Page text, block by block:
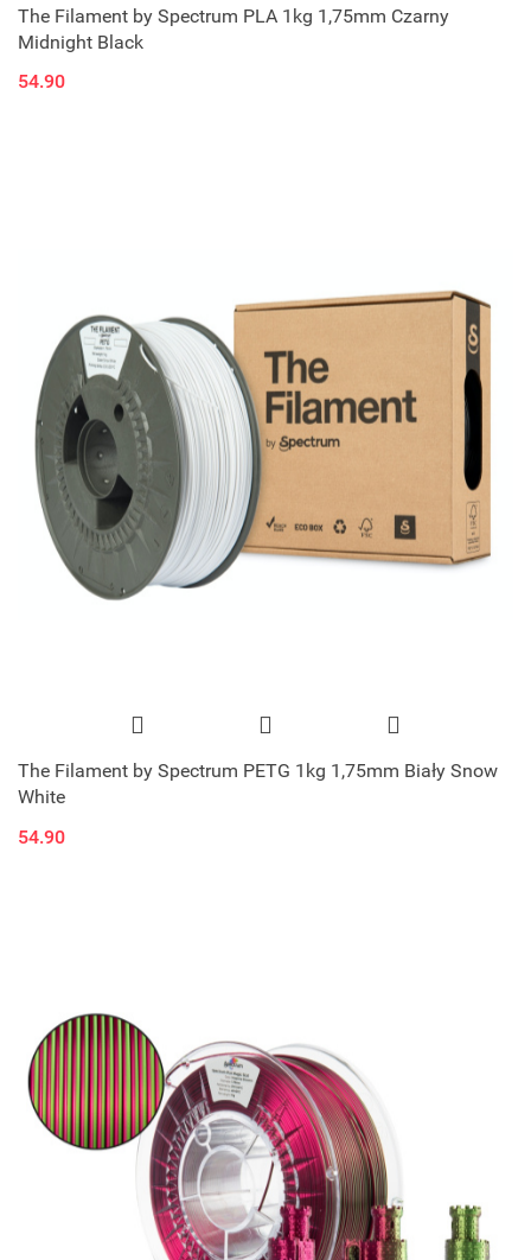
The Filament by Spectrum PLA 1kg 1,75mm Czarny
Midnight Black
54.90
The Filament by Spectrum PETG 1kg 1,75mm Biały Snow
White
54.90